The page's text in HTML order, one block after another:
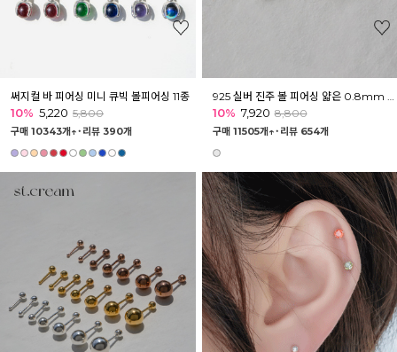
써지컬 바 피어싱 미니 큐빅 볼피어싱 11종
10% 5,220 5,800
구매 10343개↑˙ 리뷰 390개
925 실버 진주 볼 피어싱 얇은 0.8mm 10종
10% 7,920 8,800
구매 11505개↑˙ 리뷰 654개